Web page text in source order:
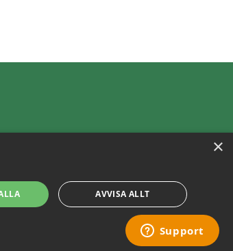
is Licensed to 377 Sport AB Cookies
×
AVVISA ALLT